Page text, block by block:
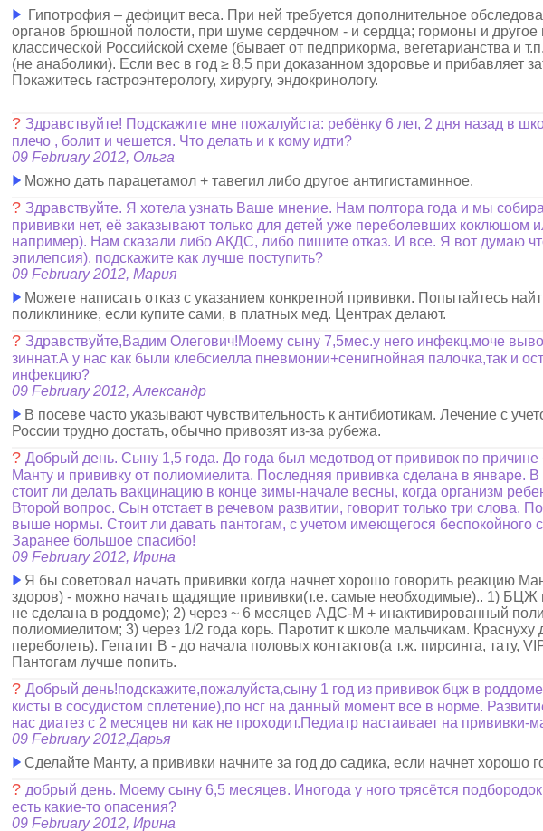
Гипотрофия – дефицит веса. При ней требуется дополнительное
органов брюшной полости, при шуме сердечном - и сердца; гормоны и
классической Российской схеме (бывает от педприкорма, вегетарианства и
(не анаболики). Если вес в год ≥ 8,5 при доказанном здоровье и прибавляет
Покажитесь гастроэнтерологу, хирургу, эндокринологу.
? Здравствуйте! Подскажите мне пожалуйста: ребёнку 6 лет, 2 дня назад в
плечо , болит и чешется. Что делать и к кому идти?
09 February 2012, Ольга
Можно дать парацетамол + тавегил либо другое антигистаминное.
? Здравствуйте. Я хотела узнать Ваше мнение. Нам полтора года и мы
прививки нет, её заказывают только для детей уже переболевших коклюшом
например). Нам сказали либо АКДС, либо пишите отказ. И все. Я вот думаю
эпилепсия). подскажите как лучше поступить?
09 February 2012, Мария
Можете написать отказ с указанием конкретной прививки. Попытайтесь
поликлинике, если купите сами, в платных мед. Центрах делают.
? Здравствуйте,Вадим Олегович!Моему сыну 7,5мес.у него инфекц.моче
зиннат.А у нас как были клебсиелла пневмонии+сенигнойная палочка,так и
инфекцию?
09 February 2012, Александр
В посеве часто указывают чувствительность к антибиотикам. Лечение с
России трудно достать, обычно привозят из-за рубежа.
?Добрый день. Сыну 1,5 года. До года был медотвод от прививок по причине
Манту и прививку от полиомиелита. Последняя прививка сделана в
стоит ли делать вакцинацию в конце зимы-начале весны, когда организм
Второй вопрос. Сын отстает в речевом развитии, говорит только три слова.
выше нормы. Стоит ли давать пантогам, с учетом имеющегося беспокойного
Заранее большое спасибо!
09 February 2012, Ирина
Я бы советовал начать прививки когда начнет хорошо говорить реакцию
здоров) - можно начать щадящие прививки(т.е. самые необходимые).. 1) БЦЖ
не сделана в роддоме); 2) через ~ 6 месяцев АДС-М + инактивированный
полиомиелитом; 3) через 1/2 года корь. Паротит к школе мальчикам.
переболеть). Гепатит В - до начала половых контактов(а т.ж. пирсинга, тату,
Пантогам лучше попить.
?Добрый день!подскажите,пожалуйста,сыну 1 год из прививок бцж в
кисты в сосудистом сплетение),по нсг на данный момент все в норме.
нас диатез с 2 месяцев ни как не проходит.Педиатр настаивает на прививки-
09 February 2012,Дарья
Сделайте Манту, а прививки начните за год до садика, если начнет хорошо
?добрый день. Моему сыну 6,5 месяцев. Иногода у ного трясётся
есть какие-то опасения?
09 February 2012, Ирина